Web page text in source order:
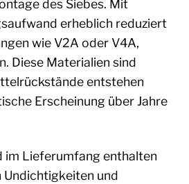
des Siebes. Mit
erheblich reduziert
wie V2A oder V4A,
Diese Materialien sind
entstehen
Erscheinung über Jahre
im Lieferumfang enthalten
Undichtigkeiten und